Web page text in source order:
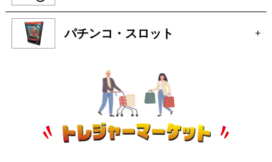
パチンコ・スロット +